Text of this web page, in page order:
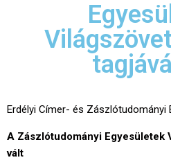
Erdélyi Címer- és Zászlótudományi
A Zászlótudományi Egyesületek
vált